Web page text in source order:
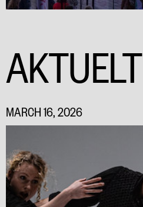
AKTUELT
MARCH 16, 2026